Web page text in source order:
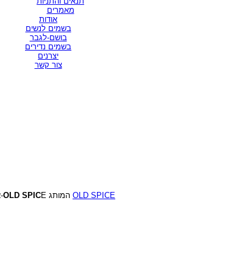
מאמרים
אודות
בשמים לנשים
בושם-לגבר
בשמים נדירים
יצרנים
צור קשר
אפטר שייב אולד ספייס 150 מיל-OLD SPIC
OLD SPICE